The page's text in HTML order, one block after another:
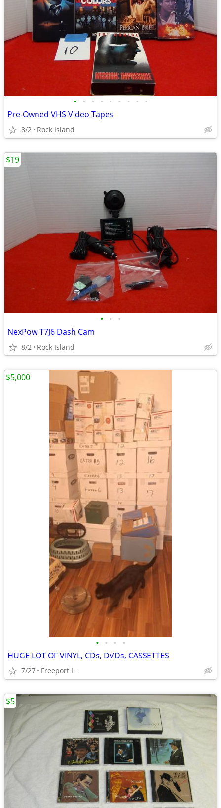
• • • • • • • • •
Pre-Owned VHS Video Tapes
8/2 Rock Island
• • •
NexPow T7J6 Dash Cam
8/2 Rock Island
$19
• • • •
HUGE LOT OF VINYL, CDs, DVDs, CASSETTES
7/27 Freeport IL
$5,000
$5